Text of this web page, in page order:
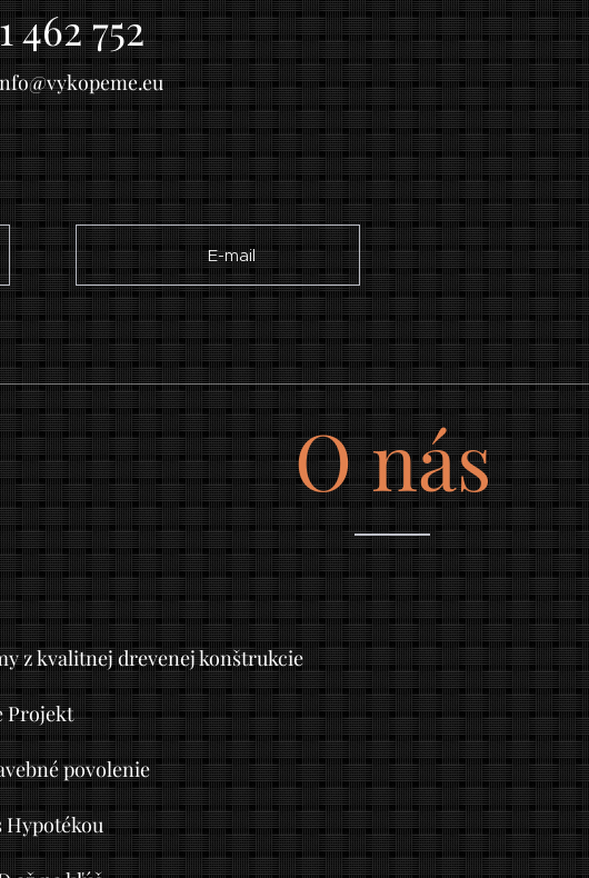
462 752
✉ E-mail
O nás
z kvalitnej drevenej konštrukcie
Projekt
povolenie
Hypotékou